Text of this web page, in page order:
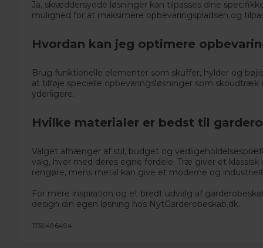
Ja, skræddersyede løsninger kan tilpasses dine
mulighed for at maksimere opbevaringspladsen og
Hvordan kan jeg optimere
Brug funktionelle elementer som skuffer, hylder og
at tilføje specielle opbevaringsløsninger som
yderligere.
Hvilke materialer er bedst til
Valget afhænger af stil, budget og
valg, hver med deres egne fordele. Træ giver et
rengøre, mens metal kan give et moderne og
For mere inspiration og et bredt udvalg af
design din egen løsning hos NytGarderobeskab.dk.
1759496494